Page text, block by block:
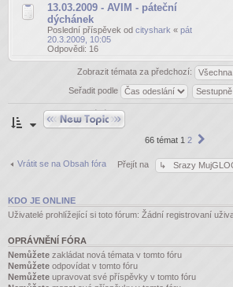
13.03.2009 - AVIM - páteční
dýchánek
Poslední příspěvek od cityshark « pát
20.3.2009, 10:05
Odpovědi: 16
Zobrazit témata za předchozí:
Seřadit podle
Odeslat nové téma
66 témat 1 2
Vrátit se na Obsah fóra Přejít na
KDO JE ONLINE
Uživatelé prohlížející si toto fórum: Žádní registrovaní
OPRÁVNĚNÍ FÓRA
Nemůžete zakládat nová témata v tomto fóru
Nemůžete odpovídat v tomto fóru
Nemůžete upravovat své příspěvky v tomto fóru